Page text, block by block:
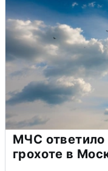
МЧС ответило
грохоте в